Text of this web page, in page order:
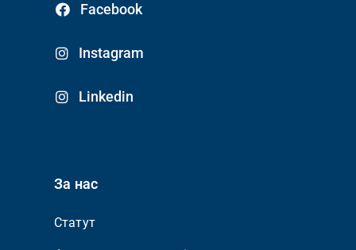
Facebook
Instagram
Linkedin
За нас
Статут